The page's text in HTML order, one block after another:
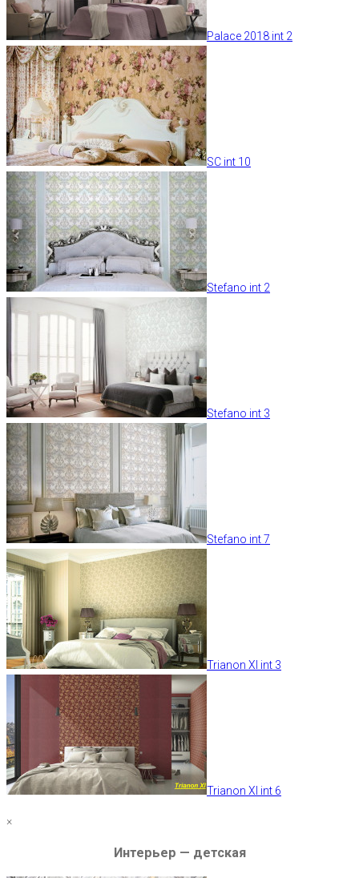
Palace 2018 int 2
SC int 10
Stefano int 2
Stefano int 3
Stefano int 7
Trianon XI int 3
Trianon XI int 6
×
Интерьер — детская